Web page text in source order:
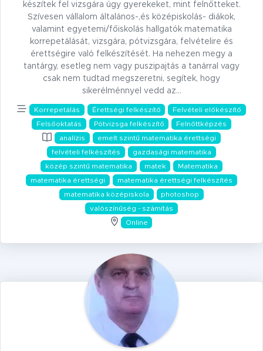
készítek fel vizsgára úgy gyerekeket, mint felnőtteket.
Szívesen vállalom általános-,és középiskolás- diákok,
valamint egyetemi/főiskolás hallgatók matematika
korrepetálását, vizsgára, pótvizsgára, felvételire és
érettségire való felkészítését. Ha nehezen megy a
tantárgy, esetleg nem vagy puszipajtás a tanárral vagy
csak nem tudtad megszeretni, segítek, hogy
sikerélménnyel vedd az…
Korrepetálás Érettségi felkészítő
Felvételi előkészítő
Felsőoktatás
Pótvizsga felkészítő
Felnőttképzés
analízis
emelt szintű matematika érettségi
felvételi felkészítés
gazdasági matematika
közép szintű matematika
matek
Matematika
matematika érettségi
matematika érettségi felkészítés
matematika középiskola
photoshop
valószínűség - számítás
Online